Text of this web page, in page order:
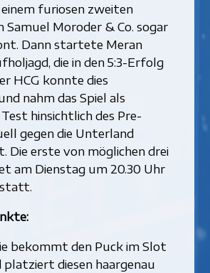
furiosen zweiten
Moroder & Co. sogar
Dann startete Meran
die in den 5:3-Erfolg
HCG konnte dies
nahm das Spiel als
hinsichtlich des Pre-
gegen die Unterland
Die erste von möglichen drei
am Dienstag um 20.30 Uhr
statt.
bekommt den Puck im Slot
diesen haargenau